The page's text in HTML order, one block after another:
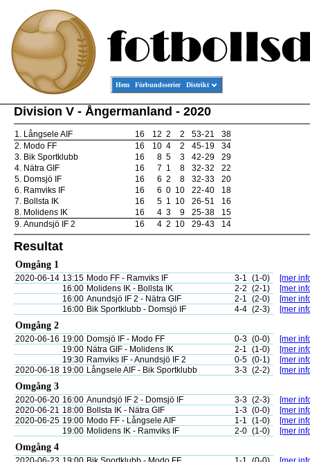
Hem Förbundsserier Distrikt
Division V - Ångermanland - 2020
1. Långsele AIF 16 12 2 2 53-21
38
2. Modo FF 16 10 4 2 45-19
34
3. Bik Sportklubb 16 8 5 3 42-29
29
4. Nätra GIF 16 7 1 8 32-32
22
5. Domsjö IF 16 6 2 8 32-33
20
6. Ramviks IF 16 6 0 10 22-40
18
7. Bollsta IK 16 5 1 10 26-51
16
8. Molidens IK 16 4 3 9 25-38
15
9. Anundsjö IF 2 16 4 2 10 29-43 14
Resultat
Omgång 1
2020-06-14 13:15 Modo FF - Ramviks IF 3-1 (1-0)
[mer
16:00 Molidens IK - Bollsta IK 2-2 (2-1)
[mer
16:00 Anundsjö IF 2 - Nätra GIF 2-1 (2-0)
[mer
16:00 Bik Sportklubb - Domsjö IF 4-4 (2-3) [mer
Omgång 2
2020-06-16 19:00 Domsjö IF - Modo FF 0-3 (0-0)
[mer
19:00 Nätra GIF - Molidens IK 2-1 (1-0)
[mer
19:30 Ramviks IF - Anundsjö IF 2 0-5 (0-1)
[mer
2020-06-18 19:00 Långsele AIF - Bik Sportklubb 3-3 (2-2) [mer
Omgång 3
2020-06-20 16:00 Anundsjö IF 2 - Domsjö IF 3-3 (2-3)
[mer
2020-06-21 18:00 Bollsta IK - Nätra GIF 1-3 (0-0)
[mer
2020-06-25 19:00 Modo FF - Långsele AIF 1-1 (1-0)
[mer
19:00 Molidens IK - Ramviks IF 2-0 (1-0) [mer
Omgång 4